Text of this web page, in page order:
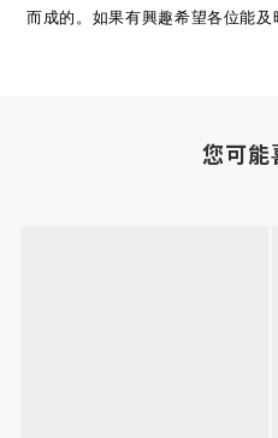
而成的。如果有興趣希望各位能及
您可能